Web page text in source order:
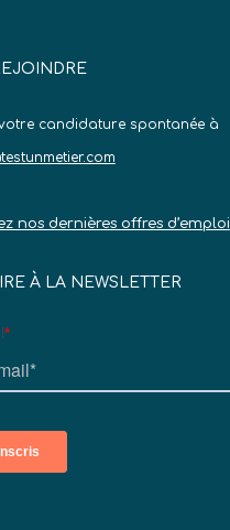
candidature spontanée à
nos dernières offres d’emploi
À LA NEWSLETTER